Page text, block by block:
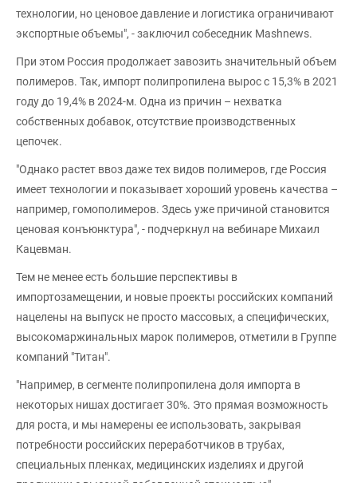
технологии, но ценовое давление и логистика ограничивают
экспортные объемы", - заключил собеседник Mashnews.
При этом Россия продолжает завозить значительный объем
полимеров. Так, импорт полипропилена вырос с 15,3% в 2021
году до 19,4% в 2024-м. Одна из причин – нехватка
собственных добавок, отсутствие производственных
цепочек.
"Однако растет ввоз даже тех видов полимеров, где Россия
имеет технологии и показывает хороший уровень качества –
например, гомополимеров. Здесь уже причиной становится
ценовая конъюнктура", - подчеркнул на вебинаре Михаил
Кацевман.
Тем не менее есть большие перспективы в
импортозамещении, и новые проекты российских компаний
нацелены на выпуск не просто массовых, а специфических,
высокомаржинальных марок полимеров, отметили в Группе
компаний "Титан".
"Например, в сегменте полипропилена доля импорта в
некоторых нишах достигает 30%. Это прямая возможность
для роста, и мы намерены ее использовать, закрывая
потребности российских переработчиков в трубах,
специальных пленках, медицинских изделиях и другой